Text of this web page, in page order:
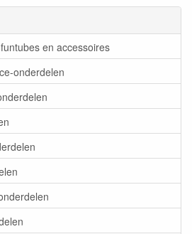
en accessoires
onderdelen